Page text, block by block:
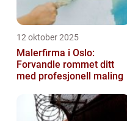
12 oktober 2025
Malerfirma i Oslo:
Forvandle rommet ditt
med profesjonell maling